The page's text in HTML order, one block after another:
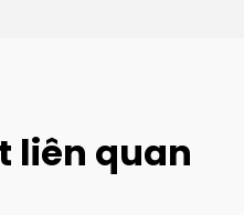
liên quan